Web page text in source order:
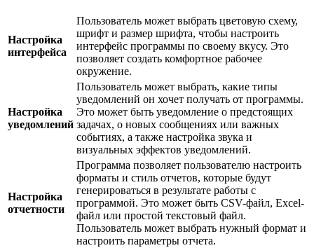
Настройка
интерфейса
Пользователь может выбрать цветовую схему,
шрифт и размер шрифта, чтобы настроить
интерфейс программы по своему вкусу. Это
позволяет создать комфортное рабочее
окружение.
Настройка
уведомлений
Пользователь может выбрать, какие типы
уведомлений он хочет получать от программы.
Это может быть уведомление о предстоящих
задачах, о новых сообщениях или важных
событиях, а также настройка звука и
визуальных эффектов уведомлений.
Настройка
отчетности
Программа позволяет пользователю настроить
форматы и стиль отчетов, которые будут
генерироваться в результате работы с
программой. Это может быть CSV-файл, Excel-
файл или простой текстовый файл.
Пользователь может выбрать нужный формат и
настроить параметры отчета.